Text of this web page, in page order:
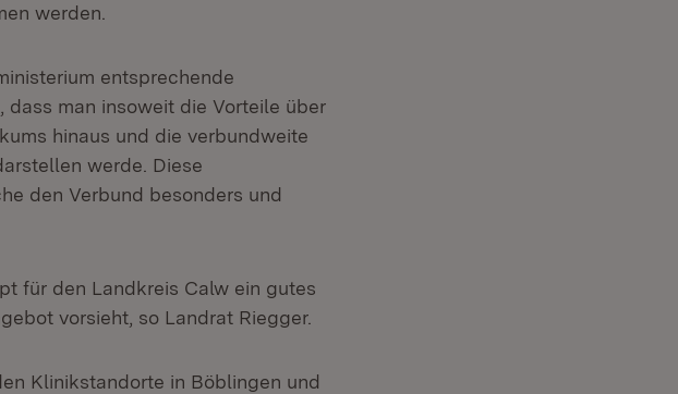
werden.
entsprechende
man insoweit die Vorteile über
hinaus und die verbundweite
werde. Diese
den Verbund besonders und
für den Landkreis Calw ein gutes
vorsieht, so Landrat Riegger.
Klinikstandorte in Böblingen und